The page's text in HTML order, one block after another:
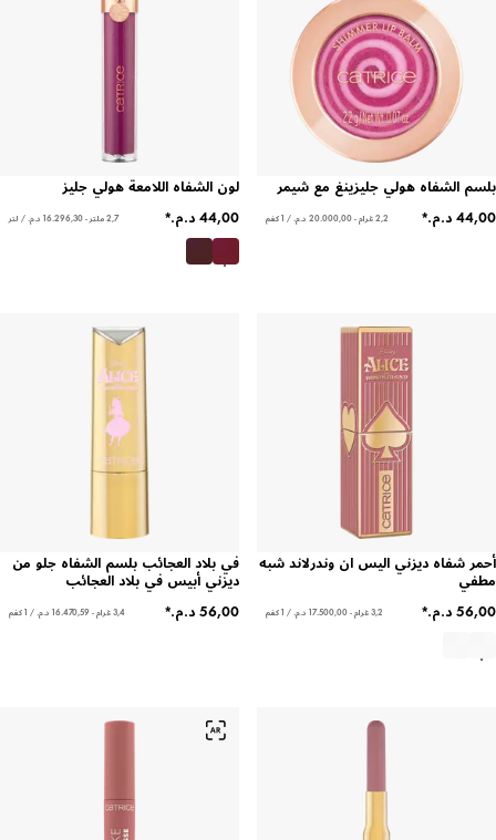
بلسم الشفاه هولي جليزينغ مع شيمر
2,2 غرام - ‏20.000,00 د.م.‏ / 1 كغم
لون الشفاه اللامعة هولي جليز
2,7 ملتر - ‏16.296,30 د.م.‏ / لتر
أحمر شفاه ديزني اليس ان وندرلاند شبه
مطفي
3,2 غرام - ‏17.500,00 د.م.‏ / 1 كغم
في بلاد العجائب بلسم الشفاه جلو من
ديزني أبيس في بلاد العجائب
3,4 غرام - ‏16.470,59 د.م.‏ / 1 كغم